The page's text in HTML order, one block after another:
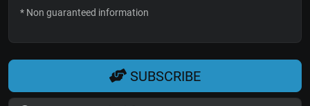
* Non guaranteed information
SUBSCRIBE